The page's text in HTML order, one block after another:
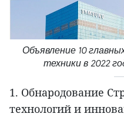
Объявление 10
техники в 2022
1. Обнародование
технологий и